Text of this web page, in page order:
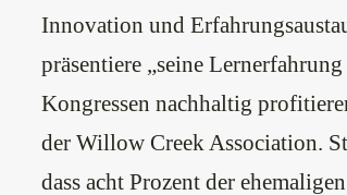
Innovation und
präsentiere „seine
Kongressen nachhaltig
der Willow Creek Association.
dass acht Prozent der